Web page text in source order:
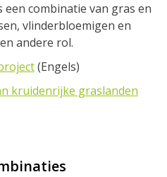
combinatie van gras en
vlinderbloemigen en
andere rol.
(Engels)
kruidenrijke graslanden
combinaties